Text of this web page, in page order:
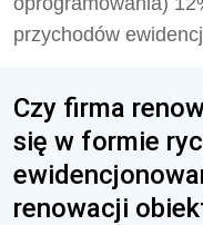
przychodów
Czy firma
się w formie
renowacji